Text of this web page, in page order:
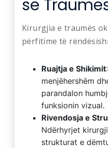
së
Kirurgjia e traumës
përfitime të
Ruajtja e Shikimit
menjëhershëm
parandalon
funksionin vizual.
Rivendosja e
Ndërhyrjet
strukturat e